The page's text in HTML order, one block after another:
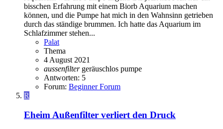
bisschen Erfahrung mit einem Biorb Aquarium machen
können, und die Pumpe hat mich in den Wahnsinn getrieben
durch das ständige brummen. Ich hatte das Aquarium im
Schlafzimmer stehen...
Palat
Thema
4 August 2021
aussenfilter geräuschlos pumpe
Antworten: 5
Forum: Beginner Forum
R
Eheim Außenfilter verliert den Druck